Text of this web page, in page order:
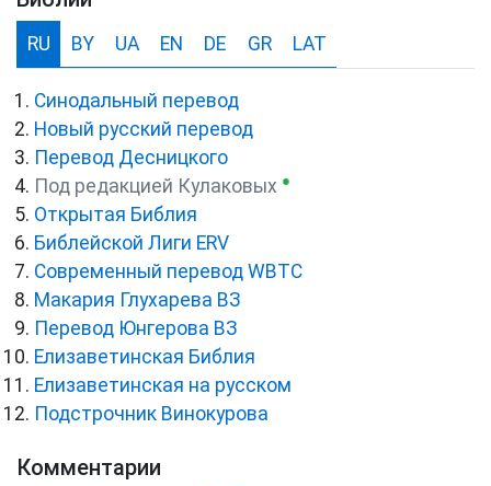
RU BY UA EN DE GR LAT
Синодальный перевод
Новый русский перевод
Перевод Десницкого
Под редакцией Кулаковых ●
Открытая Библия
Библейской Лиги ERV
Cовременный перевод WBTC
Макария Глухарева ВЗ
Перевод Юнгерова ВЗ
Елизаветинская Библия
Елизаветинская на русском
Подстрочник Винокурова
Комментарии